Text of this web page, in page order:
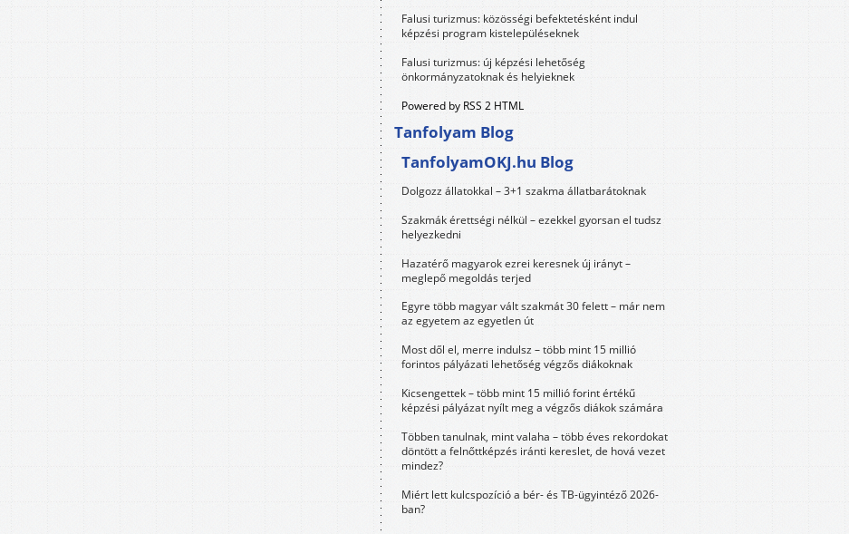
Falusi turizmus: közösségi befektetésként indul
képzési program kistelepüléseknek
Falusi turizmus: új képzési lehetőség
önkormányzatoknak és helyieknek
Powered by RSS 2 HTML
Tanfolyam Blog
TanfolyamOKJ.hu Blog
Dolgozz állatokkal – 3+1 szakma állatbarátoknak
Szakmák érettségi nélkül – ezekkel gyorsan el tudsz
helyezkedni
Hazatérő magyarok ezrei keresnek új irányt –
meglepő megoldás terjed
Egyre több magyar vált szakmát 30 felett – már nem
az egyetem az egyetlen út
Most dől el, merre indulsz – több mint 15 millió
forintos pályázati lehetőség végzős diákoknak
Kicsengettek – több mint 15 millió forint értékű
képzési pályázat nyílt meg a végzős diákok számára
Többen tanulnak, mint valaha – több éves rekordokat
döntött a felnőttképzés iránti kereslet, de hová vezet
mindez?
Miért lett kulcspozíció a bér- és TB-ügyintéző 2026-
ban?